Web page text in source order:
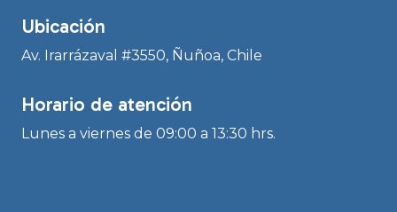
Ubicación
Av. Irarrázaval #3550, Ñuñoa, Chile
Horario de atención
Lunes a viernes de 09:00 a 13:30 hrs.